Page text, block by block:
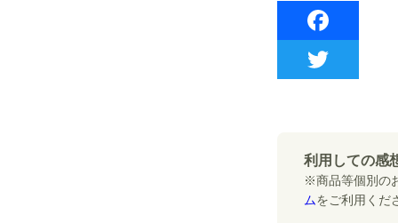
利用しての感
※商品等個別の
ムをご利用くだ